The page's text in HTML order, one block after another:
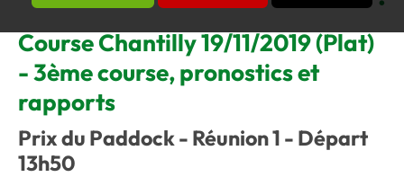
Course Chantilly 19/11/2019 (Plat)
- 3ème course, pronostics et
rapports
Prix du Paddock - Réunion 1 - Départ
13h50